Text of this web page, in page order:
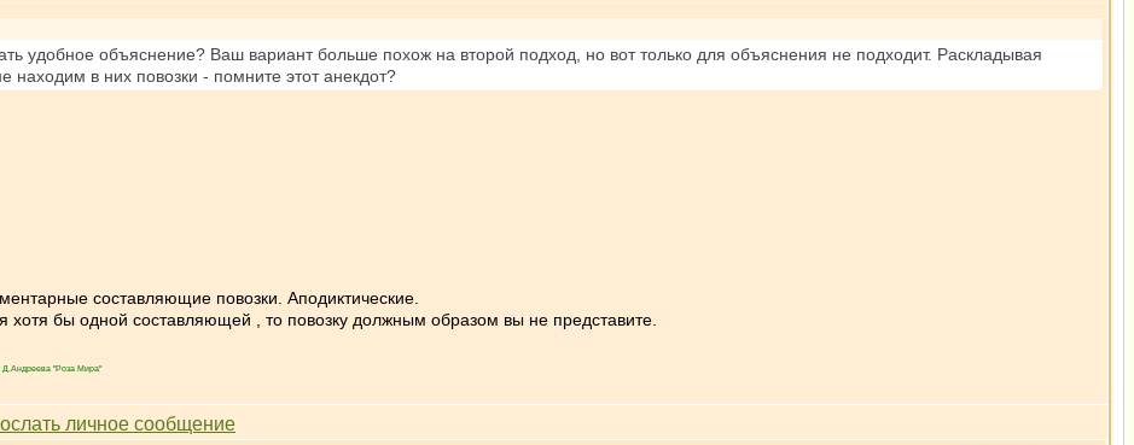
удобное объяснение? Ваш вариант больше похож на второй подход, но вот только для объяснения не подходит. Раскладывая
находим в них повозки - помните этот анекдот?
составляющие повозки. Аподиктические.
хотя бы одной составляющей , то повозку должным образом вы не представите.
Д.Андреева "Роза Мира"